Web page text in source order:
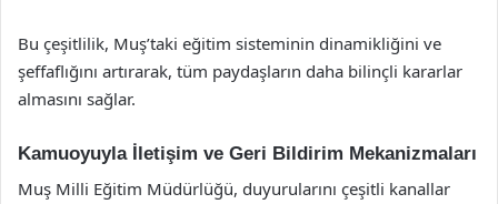
Bu çeşitlilik, Muş’taki eğitim sisteminin dinamikliğini ve
şeffaflığını artırarak, tüm paydaşların daha bilinçli kararlar
almasını sağlar.
Kamuoyuyla İletişim ve Geri Bildirim Mekanizmaları
Muş Milli Eğitim Müdürlüğü, duyurularını çeşitli kanallar